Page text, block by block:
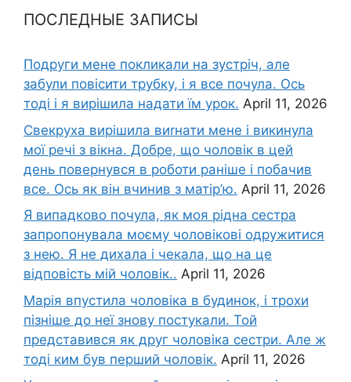
ПОСЛЕДНЫЕ ЗАПИСЫ
Подруги мене покликали на зустріч, але
забули повісити трубку, і я все почула. Ось
тоді і я вирішила надати їм урок. April 11, 2026
Свекруха вирішила виrнати мене і викинула
мої речі з вікна. Добре, що чоловік в цей
день повернувся в роботи раніше і побачив
все. Ось як він вчинив з матір’ю. April 11, 2026
Я випадково почула, як моя рідна сестра
запропонувала моєму чоловікові одружитися
з нею. Я не дихала і чекала, що на це
відповість мій чоловік.. April 11, 2026
Марія впустила чоловіка в будинок, і трохи
пізніше до неї знову постукали. Той
представився як друг чоловіка сестри. Але ж
тоді ким був перший чоловік. April 11, 2026